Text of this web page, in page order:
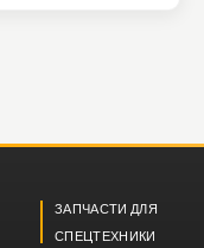
ЗАПЧАСТИ ДЛЯ
СПЕЦТЕХНИКИ